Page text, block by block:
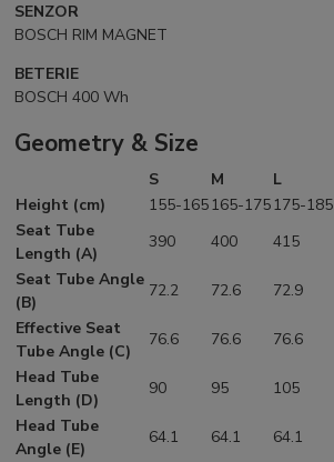
SENZOR
BOSCH RIM MAGNET
BETERIE
BOSCH 400 Wh
Geometry & Size
S M L
Height (cm)
155-165165-175175-185
Seat Tube
Length (A)
390 400 415
Seat Tube Angle
(B)
72.2 72.6 72.9
Effective Seat
Tube Angle (C)
76.6 76.6 76.6
Head Tube
Length (D)
90 95 105
Head Tube
Angle (E)
64.1 64.1 64.1